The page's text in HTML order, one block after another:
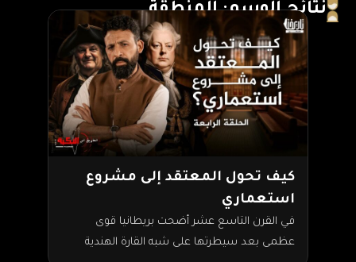
نتائج الوسم: المنطقة
كيف تحول المعتقد إلى مشروع
استعماري
في القرن التاسع عشر أضحت بريطانيا قوى
عظمى بعد سيطرتها على شبه القارة الهندية